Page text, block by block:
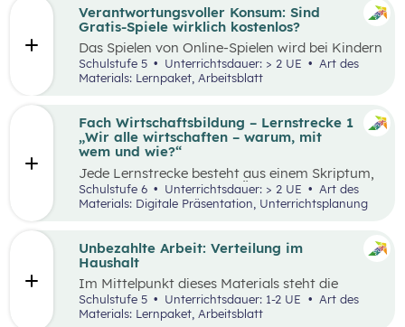
Unbezahlte Arbeit: Verteilung im
Haushalt
Im Mittelpunkt dieses Materials steht die
Auseinandersetzung mit (unbezahlter) Arbeit
und deren Verteilung. Der Schwerpunkt liegt
Schulstufe 5 Unterrichtsdauer: 1-2 UE
Materials: Lernpaket, Arbeitsblatt
Verantwortungsvoller Konsum: Sind
Gratis-Spiele wirklich kostenlos?
Das Spielen von Online-Spielen wird bei Kindern
und Jugendlichen immer beliebter. Während
Spielen viele Vorteile mit sich bringt, ist es
aufmerksam zu machen. Das vorliegende Lehr-
und Lernmaterial setzt sich aus zwei
aufeinander aufbauenden Teilen zusammen, die
abgehandelt werden können.
Schulstufe 5 Unterrichtsdauer: > 2 UE
Art des
Materials: Lernpaket, Arbeitsblatt
Fach Wirtschaftsbildung – Lernstrecke 1
„Wir alle wirtschaften – warum, mit
wem und wie?“
Jede Lernstrecke besteht aus einem Skriptum,
welches dazu dient einen Überblick über die
jeweilige Lernstrecke zu erhalten. Mit
dem eigenen Unterrichtsgegenstand
Wissen und entwickeln Fähigkeiten,
Einstellungen und Verhaltensbereitschaften, die
sie in ökonomisch geprägten Lebenssituationen
benötigen. Diese sollen ihnen dabei helfen,
ökonomische Herausforderungen, Aufgaben
und Problemstellungen erkennen, analysieren,
Schulstufe 6 Unterrichtsdauer: > 2 UE
Materials: Digitale Präsentation, Unterrichtsplanung
beschrieben. Tipps und Tricks rund um den
Markt-Tag selbst, sowie ein Vorschlag, wie das
Erlebnis gefeiert und präsentiert werden kann,
sind ebenfalls enthalten.